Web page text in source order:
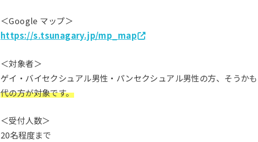
＜Google マップ＞
https://s.tsunagary.jp/mp_map
＜対象者＞
ゲイ・バイセクシュアル男性・パンセクシュアル男性の方、そうかも
代の方が対象です。
＜受付人数＞
20名程度まで